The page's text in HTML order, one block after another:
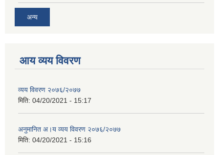
अन्य
आय व्यय विवरण
व्यय विवरण २०७६/२०७७
मिति: 04/20/2021 - 15:17
अनुमानित अ।य व्यय विवरण २०७६/२०७७
मिति: 04/20/2021 - 15:16